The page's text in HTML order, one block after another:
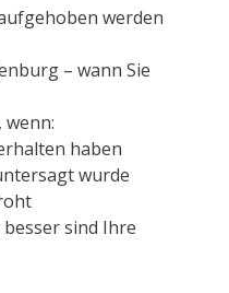
werden
– wann Sie
haben
wurde
sind Ihre